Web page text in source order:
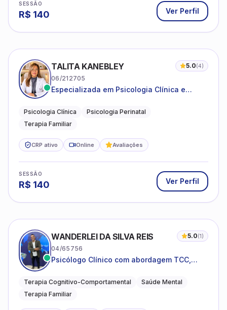
SESSÃO
R$ 140 Ver Perfil
TALITA KANEBLEY 5.0(4)
06/212705
Especializada em Psicologia Clínica e
famílias
Psicologia Clínica
Psicologia Perinatal
Terapia Familiar
CRP ativo Online Avaliações
SESSÃO
R$ 140 Ver Perfil
WANDERLEI DA SILVA REIS 5.0(1)
04/65756
Psicólogo Clínico com abordagem TCC,
sistêmica
Terapia Cognitivo-Comportamental
Saúde Mental
Terapia Familiar